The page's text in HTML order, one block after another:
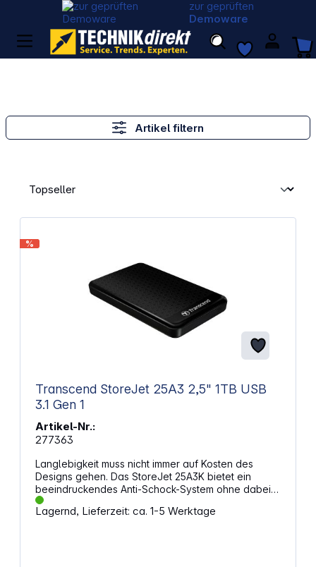
zur geprüften
Demoware
Artikel filtern
%
Transcend StoreJet 25A3 2,5" 1TB USB
3.1 Gen 1
Artikel-Nr.:
277363
Langlebigkeit muss nicht immer auf Kosten des
Designs gehen. Das StoreJet 25A3K bietet ein
beeindruckendes Anti-Schock-System ohne dabei
sein schlankes Aussehen zu verlieren. Mit einer USB
3.0 Schnittstelle und hoher Speicherkapazität sind
Lagernd, Lieferzeit: ca. 1-5 Werktage